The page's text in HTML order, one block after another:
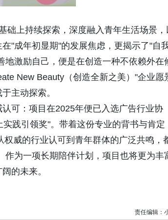
础上持续探索，深度融入青年生活场景，
"成年初显期"的发展焦虑，更揭示了"自
激励自己，便是在创造一种不依赖外在
New Beauty（创造全新之美）"企业愿
主动探索。
可：项目在2025年便已入选广告行业协
践引领奖"。带着这份专业的背书与肯定
威的行业认可到青年群体的广泛共鸣，
为一项长期陪伴计划，项目也将更为丰
的未来。
责任编辑：